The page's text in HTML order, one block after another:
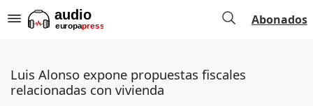
Abonados
Luis Alonso expone propuestas fiscales
relacionadas con vivienda